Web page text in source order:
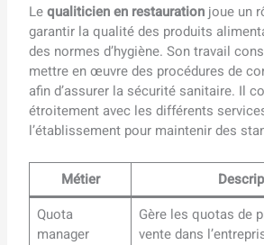
Lequaliticien en restauration joue un
garantir la qualité des produits
des normes d’hygiène. Son travail
mettre en œuvre des procédures de
afin d’assurer la sécurité sanitaire. Il
étroitement avec les différents
l’établissement pour maintenir des
Métier
Quota
manager
Gère les quotas de
vente dans